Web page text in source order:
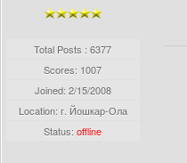
Total Posts : 6377
Scores: 1007
Joined: 2/15/2008
Location: г. Йошкар-Ола
Status:offline